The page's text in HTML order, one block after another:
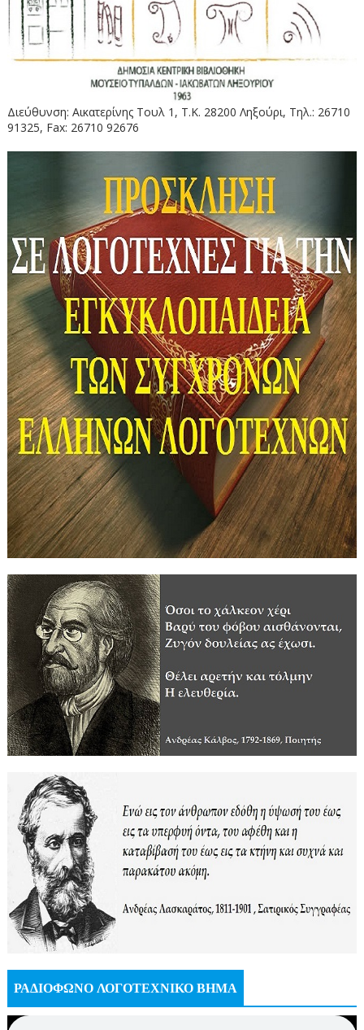
Διεύθυνση: Αικατερίνης Τουλ 1, Τ.Κ. 28200 Ληξούρι, Τηλ.: 26710
91325, Fax: 26710 92676
ΡΑΔΙΟΦΩΝΟ ΛΟΓΟΤΕΧΝΙΚΟ ΒΗΜΑ